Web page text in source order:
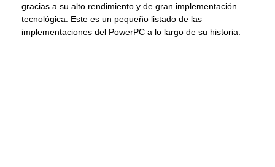
gracias a su alto rendimiento y de gran implementación
tecnológica. Este es un pequeño listado de las
implementaciones del PowerPC a lo largo de su historia.